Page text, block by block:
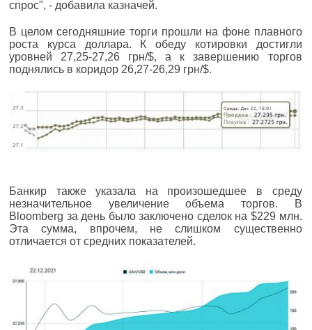
спрос", - добавила казначей.
В целом сегодняшние торги прошли на фоне плавного
роста курса доллара. К обеду котировки достигли
уровней 27,25-27,26 грн/$, а к завершению торгов
поднялись в коридор 26,27-26,29 грн/$.
Банкир также указала на произошедшее в среду
незначительное увеличение объема торгов. В
Bloomberg за день было заключено сделок на $229 млн.
Эта сумма, впрочем, не слишком существенно
отличается от средних показателей.